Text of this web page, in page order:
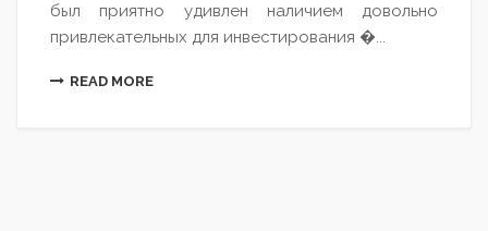
был приятно удивлен наличием довольно
привлекательных для инвестирования �...
READ MORE